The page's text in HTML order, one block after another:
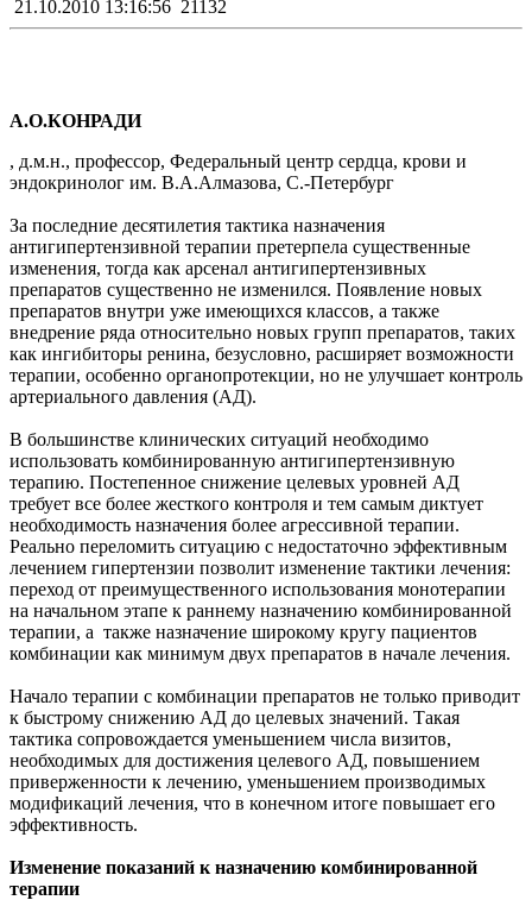
21.10.2010 13:16:56 21132
А.О.КОНРАДИ
, д.м.н., профессор, Федеральный центр сердца, крови и
эндокринолог им. В.А.Алмазова, С.-Петербург
За последние десятилетия тактика назначения
антигипертензивной терапии претерпела существенные
изменения, тогда как арсенал антигипертензивных
препаратов существенно не изменился. Появление новых
препаратов внутри уже имеющихся классов, а также
внедрение ряда относительно новых групп препаратов, таких
как ингибиторы ренина, безусловно, расширяет возможности
терапии, особенно органопротекции, но не улучшает контроль
артериального давления (АД).
В большинстве клинических ситуаций необходимо
использовать комбинированную антигипертензивную
терапию. Постепенное снижение целевых уровней АД
требует все более жесткого контроля и тем самым диктует
необходимость назначения более агрессивной терапии.
Реально переломить ситуацию с недостаточно эффективным
лечением гипертензии позволит изменение тактики лечения:
переход от преимущественного использования монотерапии
на начальном этапе к раннему назначению комбинированной
терапии, а также назначение широкому кругу пациентов
комбинации как минимум двух препаратов в начале лечения.
Начало терапии с комбинации препаратов не только приводит
к быстрому снижению АД до целевых значений. Такая
тактика сопровождается уменьшением числа визитов,
необходимых для достижения целевого АД, повышением
приверженности к лечению, уменьшением производимых
модификаций лечения, что в конечном итоге повышает его
эффективность.
Изменение показаний к назначению комбинированной
терапии